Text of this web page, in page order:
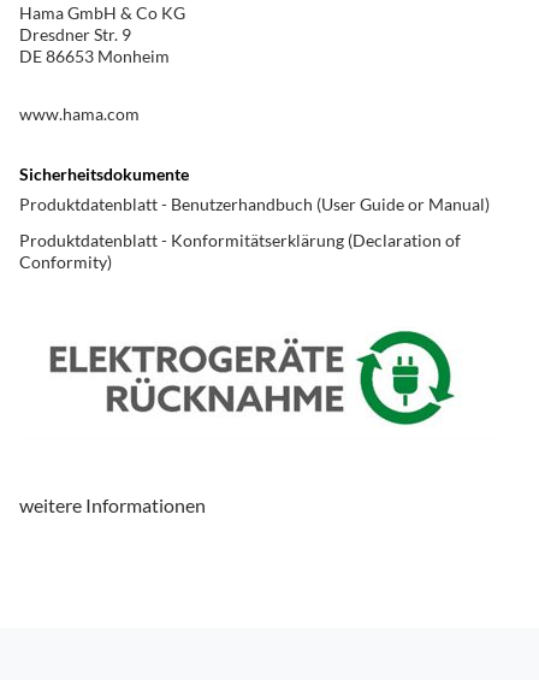
Farbe
grün
Ausstattung & Technik
integriertes Mikrofon
Bluetooth-Schnittstelle
ja
Hama GmbH & Co KG
Dresdner Str. 9
DE 86653 Monheim
www.hama.com
Sicherheitsdokumente
Produktdatenblatt - Benutzerhandbuch (User Guide or Manual)
Produktdatenblatt - Konformitätserklärung (Declaration of
Conformity)
weitere Informationen